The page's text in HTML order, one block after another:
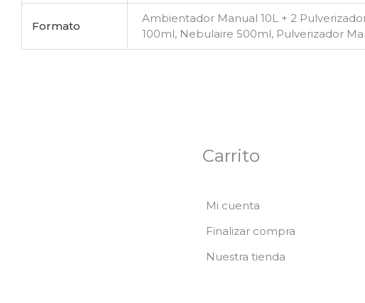
Formato
Ambientador Manual 10L + 2
100ml, Nebulaire 500ml, Pulverizador
Carrito
Mi cuenta
Finalizar compra
Nuestra tienda